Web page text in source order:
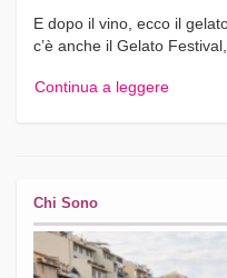
E dopo il vino, ecco il
c’è anche il Gelato
Continua a leggere
Chi Sono